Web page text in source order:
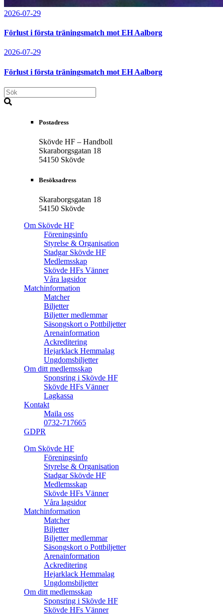
2026-07-29
Förlust i första träningsmatch mot EH Aalborg
2026-07-29
Förlust i första träningsmatch mot EH Aalborg
Postadress
Skövde HF – Handboll
Skaraborgsgatan 18
54150 Skövde
Besöksadress
Skaraborgsgatan 18
54150 Skövde
Om Skövde HF
Föreningsinfo
Styrelse & Organisation
Stadgar Skövde HF
Medlemsskap
Skövde HFs Vänner
Våra lagsidor
Matchinformation
Matcher
Biljetter
Biljetter medlemmar
Säsongskort o Pottbiljetter
Arenainformation
Ackreditering
Hejarklack Hemmalag
Ungdomsbiljetter
Om ditt medlemsskap
Sponsring i Skövde HF
Skövde HFs Vänner
Lagkassa
Kontakt
Maila oss
0732-717665
GDPR
Om Skövde HF
Föreningsinfo
Styrelse & Organisation
Stadgar Skövde HF
Medlemsskap
Skövde HFs Vänner
Våra lagsidor
Matchinformation
Matcher
Biljetter
Biljetter medlemmar
Säsongskort o Pottbiljetter
Arenainformation
Ackreditering
Hejarklack Hemmalag
Ungdomsbiljetter
Om ditt medlemsskap
Sponsring i Skövde HF
Skövde HFs Vänner